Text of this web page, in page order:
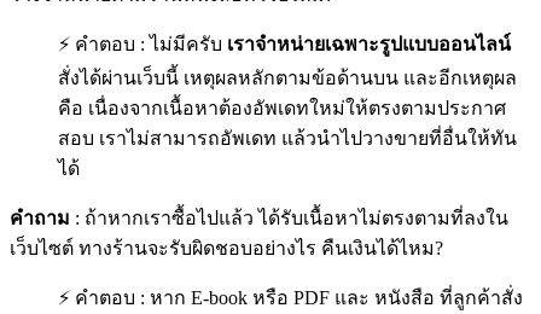
⚡ คำตอบ : ไม่มีครับ เราจำหน่ายเฉพาะรูปแบบออนไลน์
สั่งได้ผ่านเว็บนี้ เหตุผลหลักตามข้อด้านบน และอีกเหตุผล
คือ เนื่องจากเนื้อหาต้องอัพเดทใหม่ให้ตรงตามประกาศ
สอบ เราไม่สามารถอัพเดท แล้วนำไปวางขายที่อื่นให้ทัน
ได้
คำถาม : ถ้าหากเราซื้อไปแล้ว ได้รับเนื้อหาไม่ตรงตามที่ลงใน
เว็บไซต์ ทางร้านจะรับผิดชอบอย่างไร คืนเงินได้ไหม?
⚡ คำตอบ : หาก E-book หรือ PDF และ หนังสือ ที่ลูกค้าสั่ง